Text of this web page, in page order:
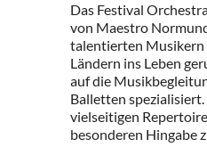
Das Festival
von Maestro
talentierten Musikern
Ländern ins Leben
auf die
Balletten
vielseitigen
besonderen Hingabe